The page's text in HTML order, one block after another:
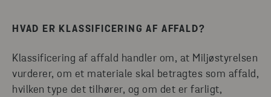
HVAD ER KLASSIFICERING AF AFFALD?
Klassificering af affald handler om, at Miljøstyrelsen
vurderer, om et materiale skal betragtes som affald,
hvilken type det tilhører, og om det er farligt,
SEND E-MAIL